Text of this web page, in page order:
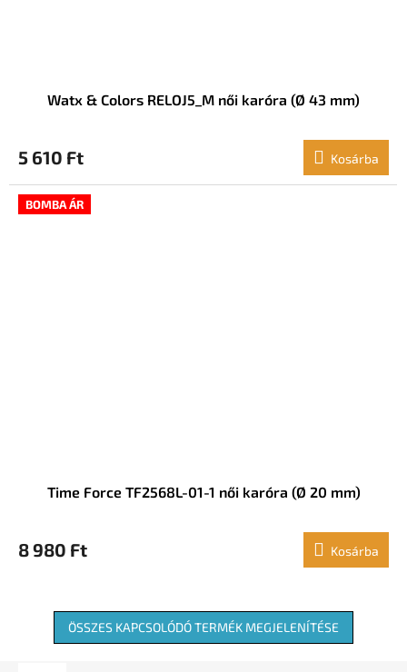
Watx & Colors RELOJ5_M női karóra (Ø 43 mm)
5 610 Ft Kosárba
BOMBA ÁR
Time Force TF2568L-01-1 női karóra (Ø 20 mm)
8 980 Ft Kosárba
ÖSSZES KAPCSOLÓDÓ TERMÉK MEGJELENÍTÉSE